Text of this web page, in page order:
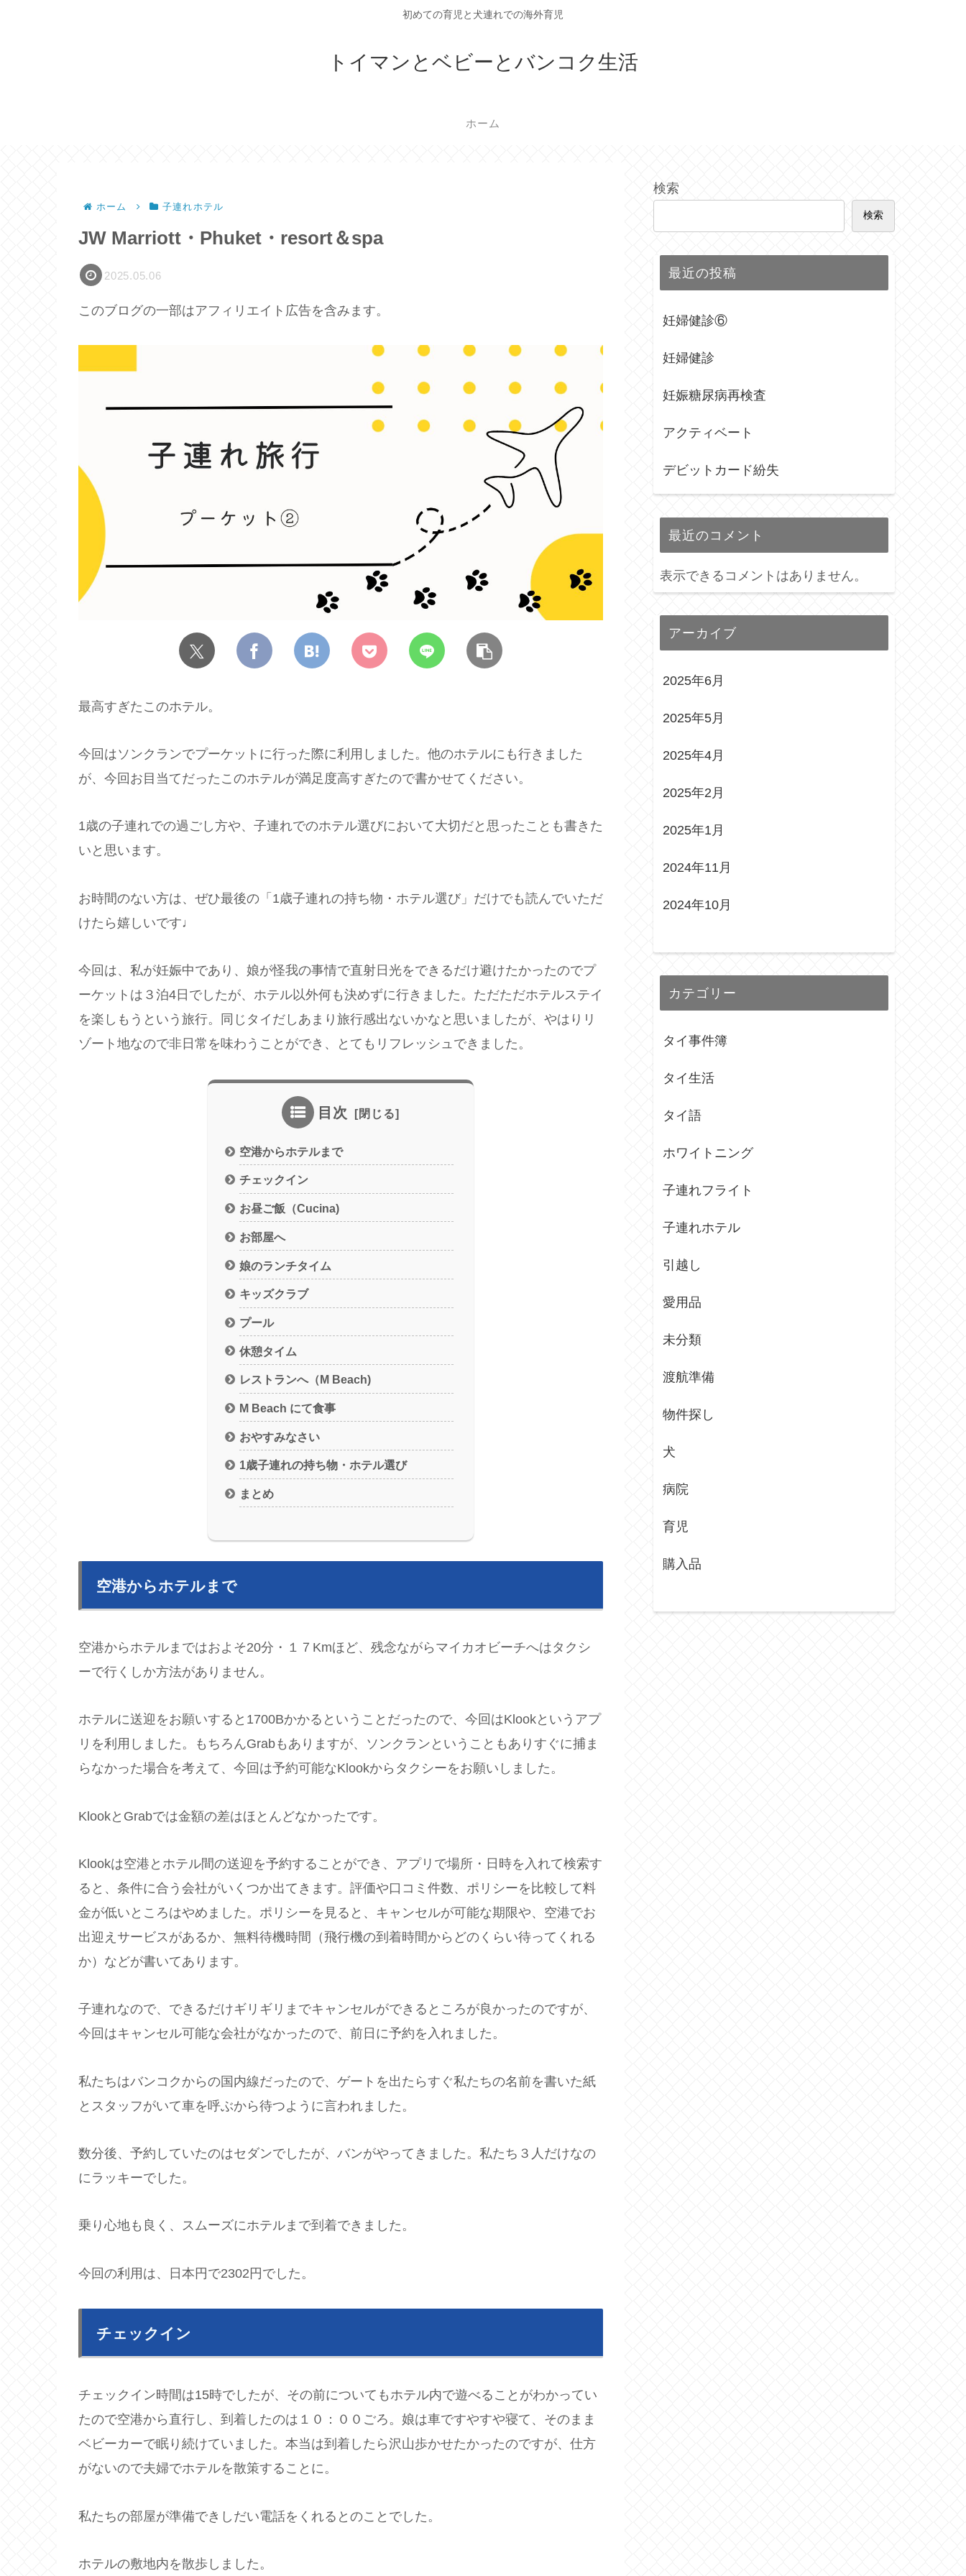
初めての育児と犬連れでの海外育児
トイマンとベビーとバンコク生活
ホーム
ホーム 子連れホテル
JW Marriott・Phuket・resort＆spa
2025.05.06
このブログの一部はアフィリエイト広告を含みます。
最高すぎたこのホテル。
今回はソンクランでプーケットに行った際に利用しました。他のホテルにも行きました
が、今回お目当てだったこのホテルが満足度高すぎたので書かせてください。
1歳の子連れでの過ごし方や、子連れでのホテル選びにおいて大切だと思ったことも書きた
いと思います。
お時間のない方は、ぜひ最後の「1歳子連れの持ち物・ホテル選び」だけでも読んでいただ
けたら嬉しいです♩
今回は、私が妊娠中であり、娘が怪我の事情で直射日光をできるだけ避けたかったのでプ
ーケットは３泊4日でしたが、ホテル以外何も決めずに行きました。ただただホテルステイ
を楽しもうという旅行。同じタイだしあまり旅行感出ないかなと思いましたが、やはりリ
ゾート地なので非日常を味わうことができ、とてもリフレッシュできました。
目次
空港からホテルまで
チェックイン
お昼ご飯（Cucina)
お部屋へ
娘のランチタイム
キッズクラブ
プール
休憩タイム
レストランへ（M Beach)
M Beach にて食事
おやすみなさい
1歳子連れの持ち物・ホテル選び
まとめ
空港からホテルまで
空港からホテルまではおよそ20分・１７Kmほど、残念ながらマイカオビーチへはタクシ
ーで行くしか方法がありません。
ホテルに送迎をお願いすると1700Bかかるということだったので、今回はKlookというアプ
リを利用しました。もちろんGrabもありますが、ソンクランということもありすぐに捕ま
らなかった場合を考えて、今回は予約可能なKlookからタクシーをお願いしました。
KlookとGrabでは金額の差はほとんどなかったです。
Klookは空港とホテル間の送迎を予約することができ、アプリで場所・日時を入れて検索す
ると、条件に合う会社がいくつか出てきます。評価や口コミ件数、ポリシーを比較して料
金が低いところはやめました。ポリシーを見ると、キャンセルが可能な期限や、空港でお
出迎えサービスがあるか、無料待機時間（飛行機の到着時間からどのくらい待ってくれる
か）などが書いてあります。
子連れなので、できるだけギリギリまでキャンセルができるところが良かったのですが、
今回はキャンセル可能な会社がなかったので、前日に予約を入れました。
私たちはバンコクからの国内線だったので、ゲートを出たらすぐ私たちの名前を書いた紙
とスタッフがいて車を呼ぶから待つように言われました。
数分後、予約していたのはセダンでしたが、バンがやってきました。私たち３人だけなの
にラッキーでした。
乗り心地も良く、スムーズにホテルまで到着できました。
今回の利用は、日本円で2302円でした。
チェックイン
チェックイン時間は15時でしたが、その前についてもホテル内で遊べることがわかってい
たので空港から直行し、到着したのは１０：００ごろ。娘は車ですやすや寝て、そのまま
ベビーカーで眠り続けていました。本当は到着したら沢山歩かせたかったのですが、仕方
がないので夫婦でホテルを散策することに。
私たちの部屋が準備できしだい電話をくれるとのことでした。
ホテルの敷地内を散歩しました。
検索
検索
最近の投稿
妊婦健診⑥
妊婦健診
妊娠糖尿病再検査
アクティベート
デビットカード紛失
最近のコメント
表示できるコメントはありません。
アーカイブ
2025年6月
2025年5月
2025年4月
2025年2月
2025年1月
2024年11月
2024年10月
カテゴリー
タイ事件簿
タイ生活
タイ語
ホワイトニング
子連れフライト
子連れホテル
引越し
愛用品
未分類
渡航準備
物件探し
犬
病院
育児
購入品